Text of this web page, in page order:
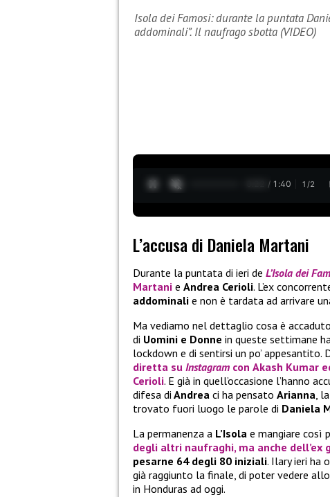
Isola dei Famosi: durante la puntata
addominali”. Il naufrago sbotta (VIDEO)
0:23 / 1:40 1 /2
L’accusa di Daniela Martani
Durante la puntata di ieri de L’Isola dei
Martani e Andrea Cerioli. L’ex
addominali e non è tardata ad arrivare
Ma vediamo nel dettaglio cosa è
di Uomini e Donne in queste settimane
lockdown e di sentirsi un po’ appesantito.
diretta su Instagram con Akash Kumar
Cerioli. E già in quell’occasione l’hanno
difesa di Andrea ci ha pensato Arianna,
trovato fuori luogo le parole di Daniela
La permanenza a L’Isola e mangiare così
degli altri naufraghi, ma anche dell’ex
pesarne 64 degli 80 iniziali. Ilary ieri ha
già raggiunto la finale, di poter vedere
in Honduras ad oggi.